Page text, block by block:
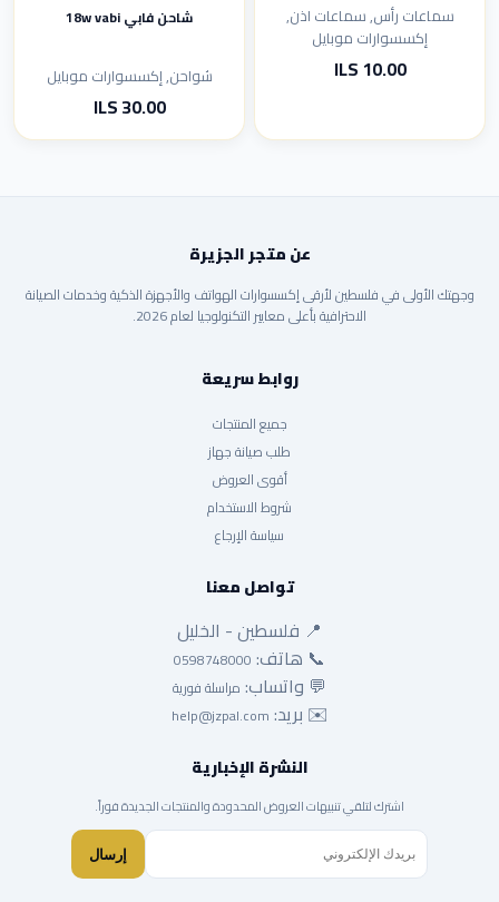
سماعات رأس, سماعات اذن,
إكسسوارات موبايل
10.00 ILS
شاحن فابي 18w vabi
شواحن, إكسسوارات موبايل
30.00 ILS
عن متجر الجزيرة
وجهتك الأولى في فلسطين لأرقى إكسسوارات الهواتف والأجهزة الذكية وخدمات الصيانة
الاحترافية بأعلى معايير التكنولوجيا لعام 2026.
روابط سريعة
جميع المنتجات
طلب صيانة جهاز
أقوى العروض
شروط الاستخدام
سياسة الإرجاع
تواصل معنا
📍 فلسطين - الخليل
📞 هاتف: 0598748000
💬 واتساب: مراسلة فورية
✉️ بريد: help@jzpal.com
النشرة الإخبارية
اشترك لتلقي تنبيهات العروض المحدودة والمنتجات الجديدة فوراً.
إرسال